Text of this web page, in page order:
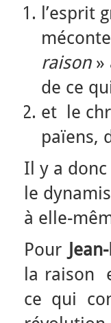
l’esprit
raison»
de ce
et le
païens,
Il y a
le
à elle-
Pour
la raison
ce qui